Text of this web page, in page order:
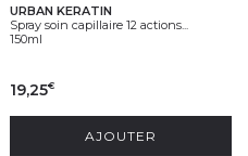
URBAN KERATIN
Spray soin capillaire 12 actions...
150ml
19,25€
AJOUTER